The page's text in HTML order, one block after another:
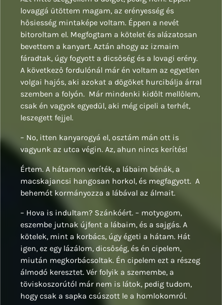
lovaggá ütöttem magam, az erényesség és
hősiesség mintaképe voltam. Éppen a nevét
bitoroltam el. Megfogtam a kötelet és alázatosan
bevettem a kanyart. Aztán ahogy az izmaim
fáradtak, úgy fogyott a dicsőség és a lovagi erény.
A következő fordulónál már én voltam az egyetlen
volgai hajós, aki azokat a dögöket hurcibálja árral
szemben a folyón. Már mindenki kidőlt mellőlem,
csak én vagyok egyedül, aki még cipeli a terhét,
leszegett fejjel.
– No, itten kanyarogyá el, osztám mán ott is
vagyunk az utca végin. Az, ahun nincs kerítés!
Értem. A hátamon veríték, a lábaim bénák, a
macskajancsi hangosan horkol, és megfagyott. A
behemót kormányozza a lábával az álmait.
– Hova is indultam? Szánkóért. – motyogom,
eszembe jutnak újfent a lábaim, és a sajgás. A
kötelek, mint a korbács, úgy égeti a hátam. Hát
igen, ez egy lázálom, dicsőség, és én cipelem,
miután megkorbácsoltak. Én cipelem ezt a részeg
álmodó keresztet. Vér folyik a szemembe, a
töviskoszorútól már nem is látok, pedig tudom,
hogy csak a sapka csúszott le a homlokomról.